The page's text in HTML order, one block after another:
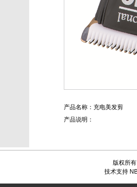
产品名称：充电美发剪
产品说明：
版权所
技术支持